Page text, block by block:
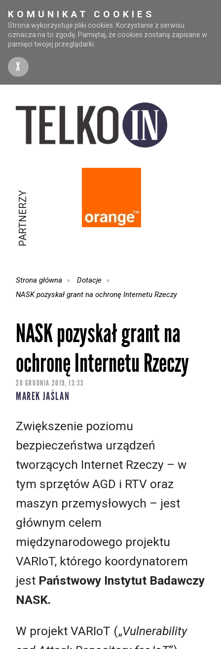
KOMUNIKAT COOKIES
Strona wykorzystuje pliki cookies. Korzystanie z serwisu
oznacza na to zgodę. Pamiętaj, że cookies zostaną zapisane w
pamięci twojej przeglądarki.
X
PARTNERZY
Strona główna
Dotacje
NASK pozyskał grant na ochronę Internetu Rzeczy
NASK pozyskał grant na
ochronę Internetu Rzeczy
20 GRUDNIA 2019, 13:33
MAREK JAŚLAN
Zwiększenie poziomu
bezpieczeństwa urządzeń
tworzących Internet Rzeczy – w
tym sprzętów AGD i RTV oraz
maszyn przemysłowych – jest
głównym celem
międzynarodowego projektu
VARIoT, którego koordynatorem
jest Państwowy Instytut Badawczy
NASK.
W projekt VARIoT („Vulnerability